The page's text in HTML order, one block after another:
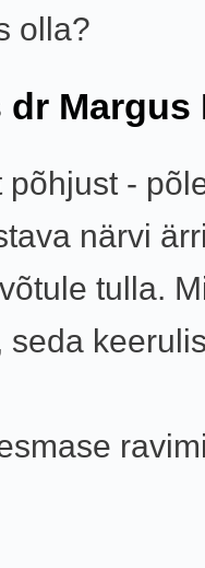
olla?
dr Margus
põhjust -
närvi
tulla.
seda